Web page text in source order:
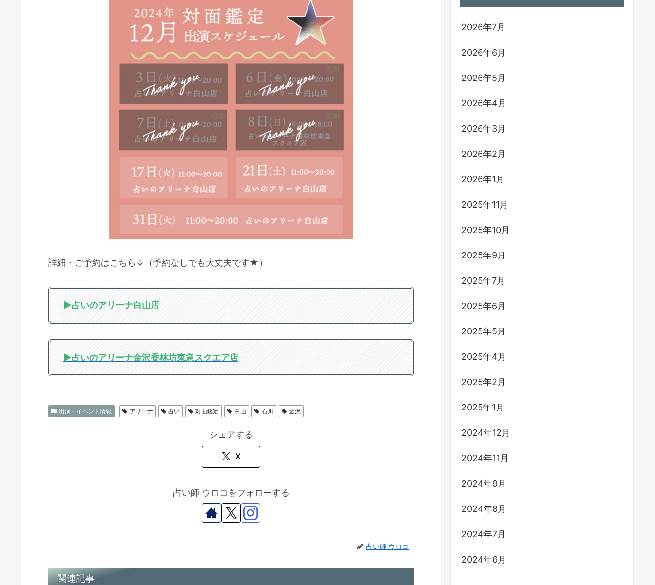
詳細・ご予約はこちら↓（予約なしでも大丈夫です★）
▶︎占いのアリーナ白山店
▶︎占いのアリーナ金沢香林坊東急スクエア店
出演・イベント情報 アリーナ 占い 対面鑑定 白山 石川 金沢
シェアする
X
占い師 ウロコをフォローする
占い師 ウロコ
関連記事
2026年7月
2026年6月
2026年5月
2026年4月
2026年3月
2026年2月
2026年1月
2025年11月
2025年10月
2025年9月
2025年7月
2025年6月
2025年5月
2025年4月
2025年2月
2025年1月
2024年12月
2024年11月
2024年9月
2024年8月
2024年7月
2024年6月